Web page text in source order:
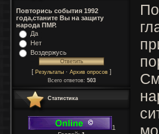
Повторись события 1992
года,станите Вы на защиту
народа ПМР.
Да
Нет
Воздержусь
[ Результаты · Архив опросов ]
Всего ответов: 503
Статистика
1